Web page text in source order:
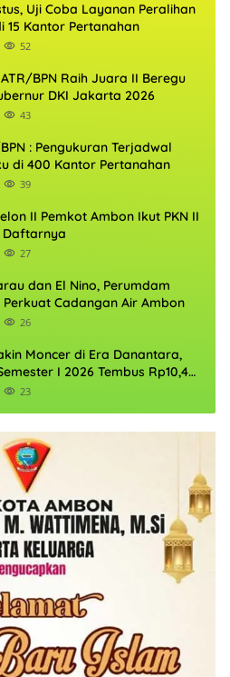
Uji Coba Layanan Peralihan
15 Kantor Pertanahan
52
BPN Raih Juara II Beregu
DKI Jakarta 2026
43
: Pengukuran Terjadwal
di 400 Kantor Pertanahan
39
II Pemkot Ambon Ikut PKN II
Daftarnya
27
dan El Nino, Perumdam
Cadangan Air Ambon
26
Moncer di Era Danantara,
I 2026 Tembus Rp10,4
23